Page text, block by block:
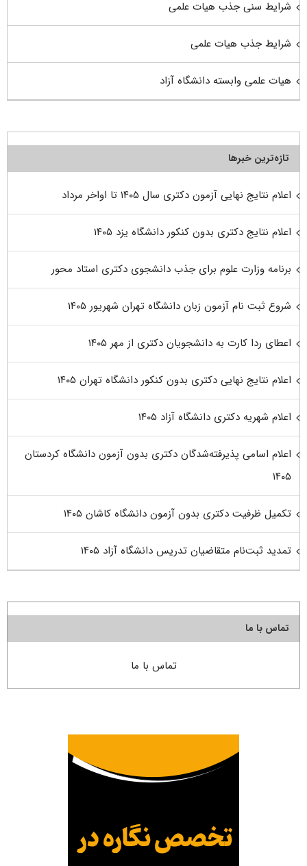
شرایط سنی جذب هیات علمی
شرایط جذب هیات علمی
هیات علمی وابسته دانشگاه آزاد
تازه‌ترین خبرها
اعلام نتایج نهایی آزمون دکتری سال ۱۴۰۵ تا اواخر مرداد
اعلام نتایج دکتری بدون کنکور دانشگاه یزد ۱۴۰۵
برنامه وزارت علوم برای جذب دانشجوی دکتری استاد محور
شروع ثبت نام آزمون زبان دانشگاه تهران شهریور ۱۴۰۵
اعطای ردا کارت به دانشجویان دکتری از مهر ۱۴۰۵
اعلام نتایج نهایی دکتری بدون کنکور دانشگاه تهران ۱۴۰۵
اعلام شهریه دکتری دانشگاه آزاد ۱۴۰۵
اعلام اسامی پذیرفته‌شدگان دکتری بدون آزمون دانشگاه کردستان
۱۴۰۵
تکمیل ظرفیت دکتری بدون آزمون دانشگاه کاشان ۱۴۰۵
تمدید ثبت‌نام متقاضیان تدریس دانشگاه آزاد ۱۴۰۵
تماس با ما
تماس با ما